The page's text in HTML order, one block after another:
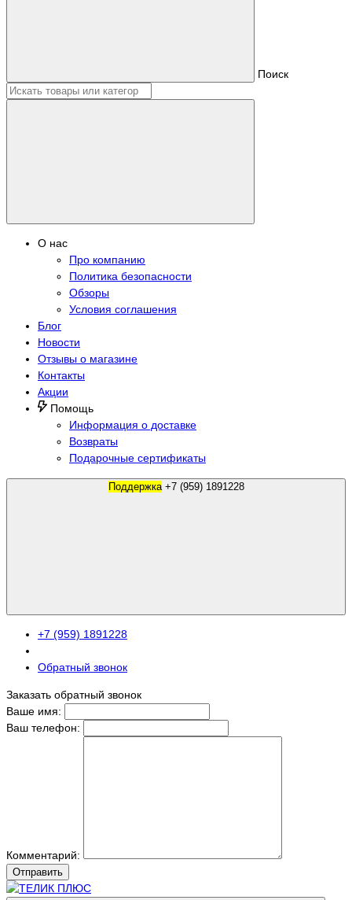
Поиск
О нас
Про компанию
Политика безопасности
Обзоры
Условия соглашения
Блог
Новости
Отзывы о магазине
Контакты
Акции
Помощь
Информация о доставке
Возвраты
Подарочные сертификаты
Поддержка +7 (959) 1891228
+7 (959) 1891228
Обратный звонок
Заказать обратный звонок
Ваше имя:
Ваш телефон:
Комментарий:
Отправить